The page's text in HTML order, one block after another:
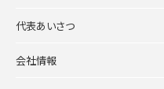
代表あいさつ
会社情報